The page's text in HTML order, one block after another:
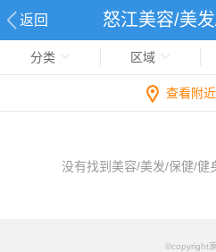
返回 怒江美容/美
分类 区域
查看附
没有找到美容/美发/保健/健
©copyright